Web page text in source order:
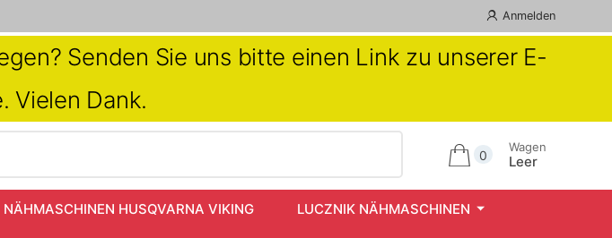
Anmelden
Senden Sie uns bitte einen Link zu unserer E-
Vielen Dank.
0
Wagen
Leer
NÄHMASCHINEN HUSQVARNA VIKING
LUCZNIK NÄHMASCHINEN